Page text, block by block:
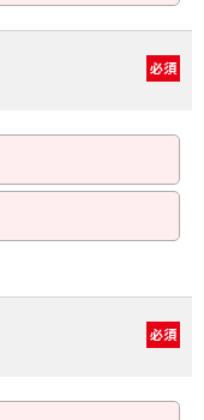
必須
必須